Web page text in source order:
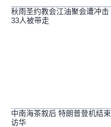
秋雨圣约教会江油聚会遭冲击
33人被带走
中南海茶叙后 特朗普登机结束
访华